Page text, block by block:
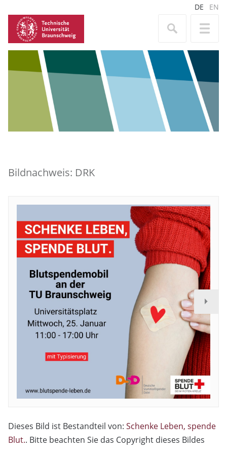
DE EN
Bildnachweis: DRK
Dieses Bild ist Bestandteil von: Schenke Leben, spende
Blut.. Bitte beachten Sie das Copyright dieses Bildes